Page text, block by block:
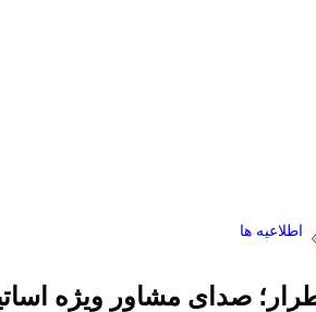
اطلاعیه ها
صدای مشاور ویژه